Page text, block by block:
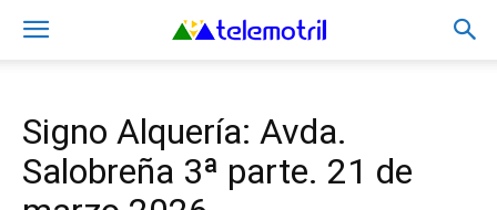
Signo Alquería: Avda.
Salobreña 3ª parte. 21 de